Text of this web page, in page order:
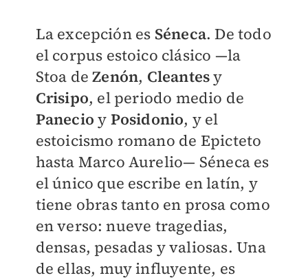
La excepción es Séneca. De todo
el corpus estoico clásico —la
Stoa deZenón, Cleantesy
Crisipo, el periodo medio de
Panecio y Posidonio, y el
estoicismo romano de Epicteto
hasta Marco Aurelio— Séneca es
el único que escribe en latín, y
tiene obras tanto en prosa como
en verso: nueve tragedias,
densas, pesadas y valiosas. Una
de ellas, muy influyente, es